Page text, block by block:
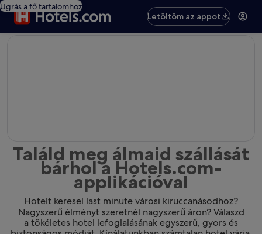
Ugrás a fő tartalomhoz
Letöltöm az appot
Találd meg álmaid szállását
bárhol a Hotels.com-
applikációval
Hotelt keresel last minute városi kiruccanásodhoz?
Nagyszerű élményt szeretnél nagyszerű áron? Válaszd
a tökéletes hotel lefoglalásának egyszerű, gyors és